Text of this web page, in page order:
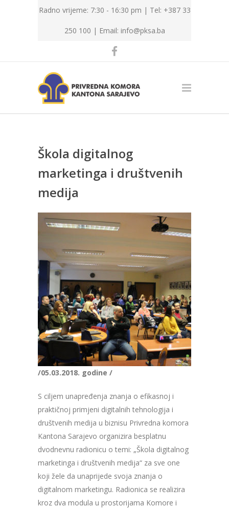
Radno vrijeme: 7:30 - 16:30 pm | Tel: +387 33
250 100 | Email: info@pksa.ba
Škola digitalnog
marketinga i društvenih
medija
/05.03.2018. godine /
S ciljem unapređenja znanja o efikasnoj i
praktičnoj primjeni digitalnih tehnologija i
društvenih medija u biznisu Privredna komora
Kantona Sarajevo organizira besplatnu
dvodnevnu radionicu o temi: „Škola digitalnog
marketinga i društvenih medija“ za sve one
koji žele da unaprijede svoja znanja o
digitalnom marketingu. Radionica se realizira
kroz dva modula u prostorijama Komore i